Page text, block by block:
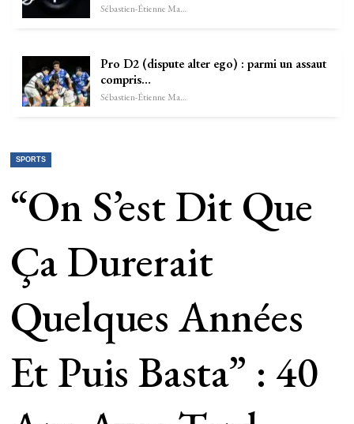
Sébastien-Étienne Marechal
Pro D2 (dispute alter ego) : parmi un assaut
compris…
Sébastien-Étienne Marechal
SPORTS
“On S’est Dit Que
Ça Durerait
Quelques Années
Et Puis Basta” : 40